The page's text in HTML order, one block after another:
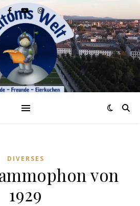
DIVERSES
von
1929